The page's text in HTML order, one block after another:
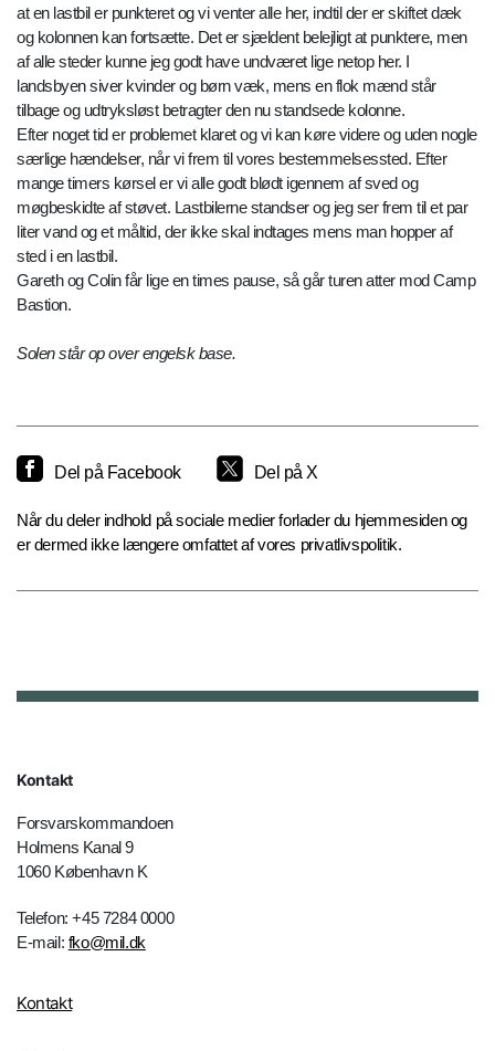
at en lastbil er punkteret og vi venter alle her, indtil der er skiftet dæk
og kolonnen kan fortsætte. Det er sjældent belejligt at punktere, men
af alle steder kunne jeg godt have undværet lige netop her. I
landsbyen siver kvinder og børn væk, mens en flok mænd står
tilbage og udtryksløst betragter den nu standsede kolonne.
Efter noget tid er problemet klaret og vi kan køre videre og uden nogle
særlige hændelser, når vi frem til vores bestemmelsessted. Efter
mange timers kørsel er vi alle godt blødt igennem af sved og
møgbeskidte af støvet. Lastbilerne standser og jeg ser frem til et par
liter vand og et måltid, der ikke skal indtages mens man hopper af
sted i en lastbil.
Gareth og Colin får lige en times pause, så går turen atter mod Camp
Bastion.
Solen står op over engelsk base.
Del på Facebook Del på X
Når du deler indhold på sociale medier forlader du hjemmesiden og
er dermed ikke længere omfattet af vores privatlivspolitik.
Kontakt
Forsvarskommandoen
Holmens Kanal 9
1060 København K
Telefon: +45 7284 0000
E-mail: fko@mil.dk
Kontakt